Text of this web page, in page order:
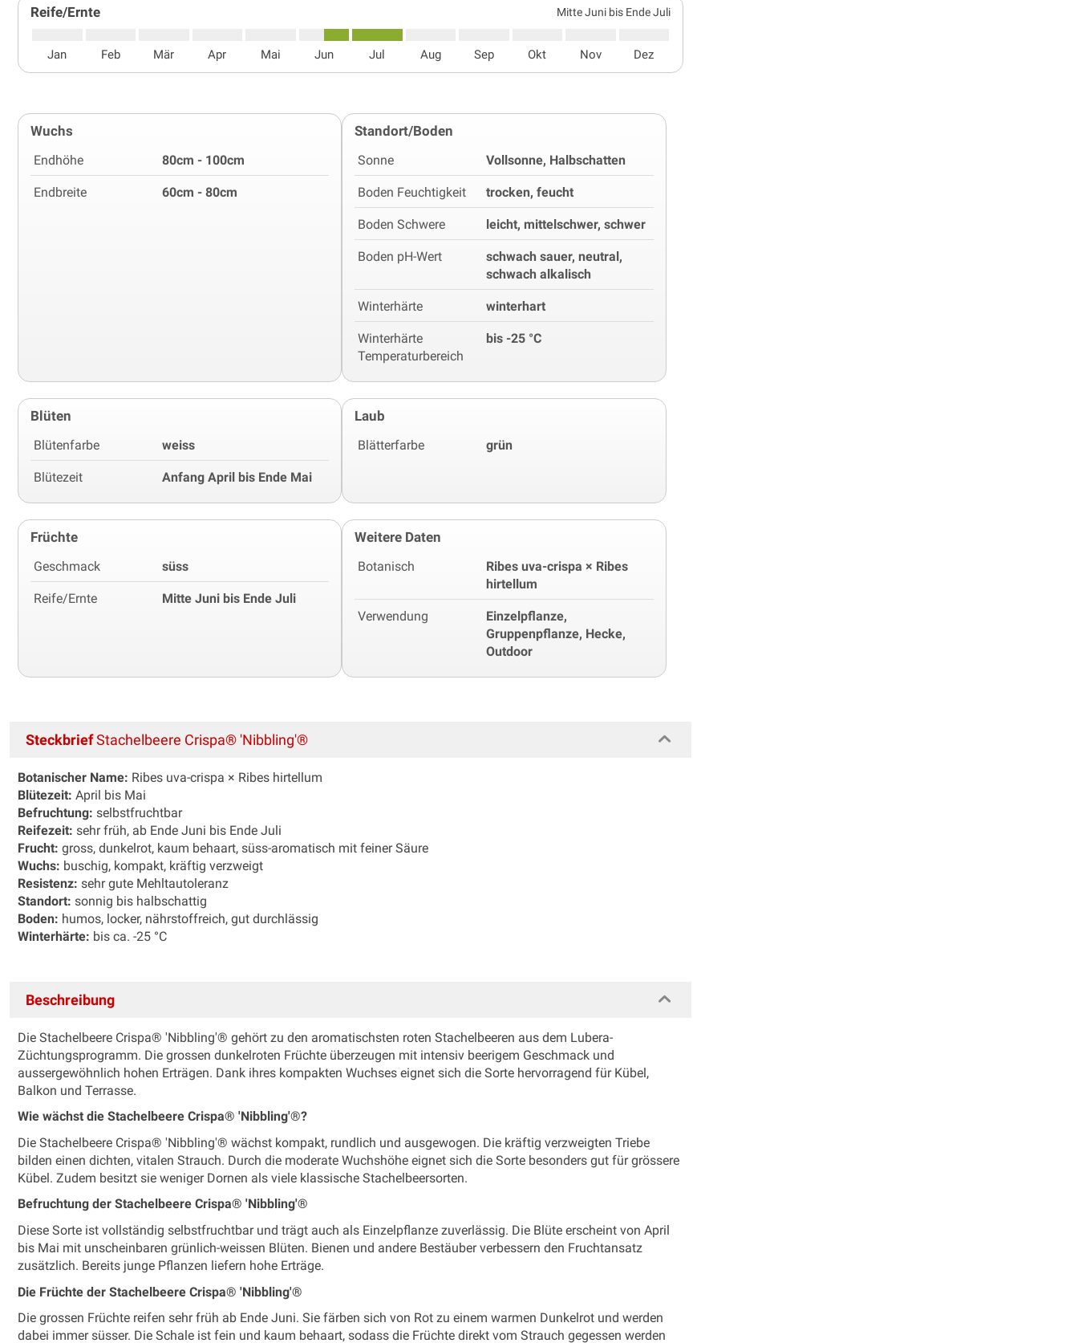
Reife/Ernte Mitte Juni bis Ende Juli
Jan Feb Mär Apr Mai Jun Jul Aug Sep Okt Nov Dez
Wuchs
Endhöhe 80cm - 100cm
Endbreite 60cm - 80cm
Standort/Boden
Sonne Vollsonne, Halbschatten
Boden Feuchtigkeit trocken, feucht
Boden Schwere leicht, mittelschwer, schwer
Boden pH-Wert
schwach sauer, neutral,
schwach alkalisch
Winterhärte winterhart
Winterhärte
Temperaturbereich
bis -25 °C
Blüten
Blütenfarbe weiss
Blütezeit Anfang April bis Ende Mai
Laub
Blätterfarbe grün
Früchte
Geschmack süss
Reife/Ernte Mitte Juni bis Ende Juli
Weitere Daten
Botanisch
Ribes uva-crispa × Ribes
hirtellum
Verwendung
Einzelpflanze,
Gruppenpflanze, Hecke,
Outdoor
SteckbriefStachelbeere Crispa® 'Nibbling'®
Botanischer Name: Ribes uva-crispa × Ribes hirtellum
Blütezeit: April bis Mai
Befruchtung: selbstfruchtbar
Reifezeit: sehr früh, ab Ende Juni bis Ende Juli
Frucht: gross, dunkelrot, kaum behaart, süss-aromatisch mit feiner Säure
Wuchs: buschig, kompakt, kräftig verzweigt
Resistenz: sehr gute Mehltautoleranz
Standort: sonnig bis halbschattig
Boden: humos, locker, nährstoffreich, gut durchlässig
Winterhärte: bis ca. -25 °C
Beschreibung
Die Stachelbeere Crispa® 'Nibbling'® gehört zu den aromatischsten roten Stachelbeeren aus dem Lubera-
Züchtungsprogramm. Die grossen dunkelroten Früchte überzeugen mit intensiv beerigem Geschmack und
aussergewöhnlich hohen Erträgen. Dank ihres kompakten Wuchses eignet sich die Sorte hervorragend für Kübel,
Balkon und Terrasse.
Wie wächst die Stachelbeere Crispa® 'Nibbling'®?
Die Stachelbeere Crispa® 'Nibbling'® wächst kompakt, rundlich und ausgewogen. Die kräftig verzweigten Triebe
bilden einen dichten, vitalen Strauch. Durch die moderate Wuchshöhe eignet sich die Sorte besonders gut für grössere
Kübel. Zudem besitzt sie weniger Dornen als viele klassische Stachelbeersorten.
Befruchtung der Stachelbeere Crispa® 'Nibbling'®
Diese Sorte ist vollständig selbstfruchtbar und trägt auch als Einzelpflanze zuverlässig. Die Blüte erscheint von April
bis Mai mit unscheinbaren grünlich-weissen Blüten. Bienen und andere Bestäuber verbessern den Fruchtansatz
zusätzlich. Bereits junge Pflanzen liefern hohe Erträge.
Die Früchte der Stachelbeere Crispa® 'Nibbling'®
Die grossen Früchte reifen sehr früh ab Ende Juni. Sie färben sich von Rot zu einem warmen Dunkelrot und werden
dabei immer süsser. Die Schale ist fein und kaum behaart, sodass die Früchte direkt vom Strauch gegessen werden